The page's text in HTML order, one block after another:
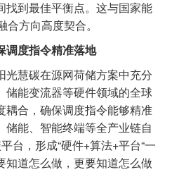
找到最佳平衡点。这与国家能
合方向高度契合。
调度指令精准落地
光慧碳在源网荷储方案中充分
储能变流器等硬件领域的全球
耦合，确保调度指令能够精准
能、智能终端等全产业链自
台，形成“硬件+算法+平台“一
知道怎么做，更要知道怎么做